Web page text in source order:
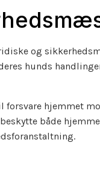
og
hunds
forsvare hjemmet
både